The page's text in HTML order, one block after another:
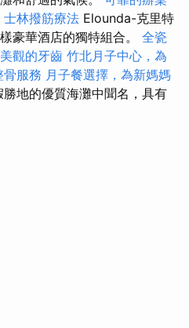
士林撥筋療法 Elounda-克里特
豪華酒店的獨特組合。 全瓷
觀的牙齒 竹北月子中心，為
骨服務 月子餐選擇，為新媽媽
勝地的優質海灘中聞名，具有